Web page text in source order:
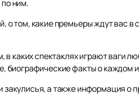
ним.
том, какие премьеры ждут вас в
каких спектаклях играют ваги
биографические факты о каждом
а также информация о